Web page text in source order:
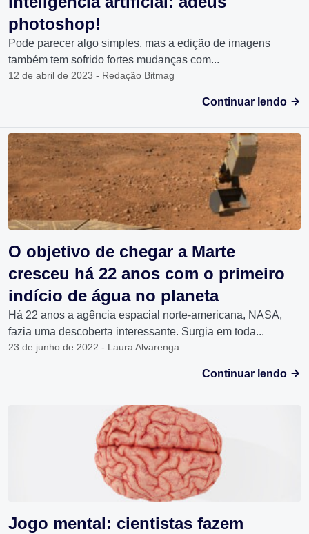
photoshop!
Pode parecer algo simples, mas a edição de imagens
também tem sofrido fortes mudanças com...
12 de abril de 2023 - Redação Bitmag
Continuar lendo
O objetivo de chegar a Marte
cresceu há 22 anos com o primeiro
indício de água no planeta
Há 22 anos a agência espacial norte-americana, NASA,
fazia uma descoberta interessante. Surgia em toda...
23 de junho de 2022 - Laura Alvarenga
Continuar lendo
Jogo mental: cientistas fazem